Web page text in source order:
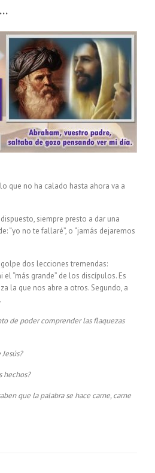
que no ha calado hasta ahora va a
siempre presto a dar una
“yo no te fallaré”, o “jamás dejaremos
dos lecciones tremendas:
“más grande” de los discípulos. Es
la que nos abre a otros. Segundo, a
de poder comprender las flaquezas
hechos?
que la palabra se hace carne, carne